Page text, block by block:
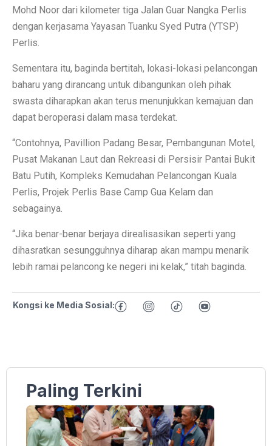
Mohd Noor dari kilometer tiga Jalan Guar Nangka Perlis
dengan kerjasama Yayasan Tuanku Syed Putra (YTSP)
Perlis.
Sementara itu, baginda bertitah, lokasi-lokasi pelancongan
baharu yang dirancang untuk dibangunkan oleh pihak
swasta diharapkan akan terus menunjukkan kemajuan dan
dapat beroperasi dalam masa terdekat.
“Contohnya, Pavillion Padang Besar, Pembangunan Motel,
Pusat Makanan Laut dan Rekreasi di Persisir Pantai Bukit
Batu Putih, Kompleks Kemudahan Pelancongan Kuala
Perlis, Projek Perlis Base Camp Gua Kelam dan
sebagainya.
“Jika benar-benar berjaya direalisasikan seperti yang
dihasratkan sesungguhnya diharap akan mampu menarik
lebih ramai pelancong ke negeri ini kelak,” titah baginda.
Kongsi ke Media Sosial:
Paling Terkini